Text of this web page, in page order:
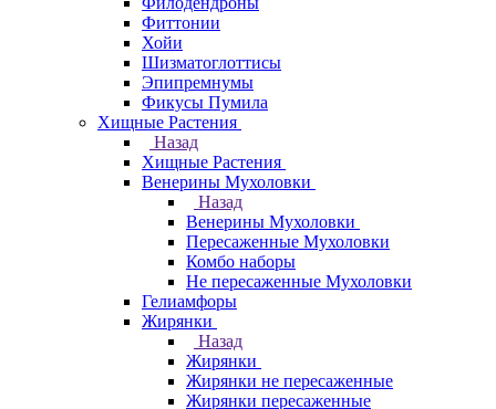
Фиттонии
Хойи
Шизматоглоттисы
Эпипремнумы
Фикусы Пумила
Хищные Растения
Назад
Хищные Растения
Венерины Мухоловки
Назад
Венерины Мухоловки
Пересаженные Мухоловки
Комбо наборы
Не пересаженные Мухоловки
Гелиамфоры
Жирянки
Назад
Жирянки
Жирянки не пересаженные
Жирянки пересаженные